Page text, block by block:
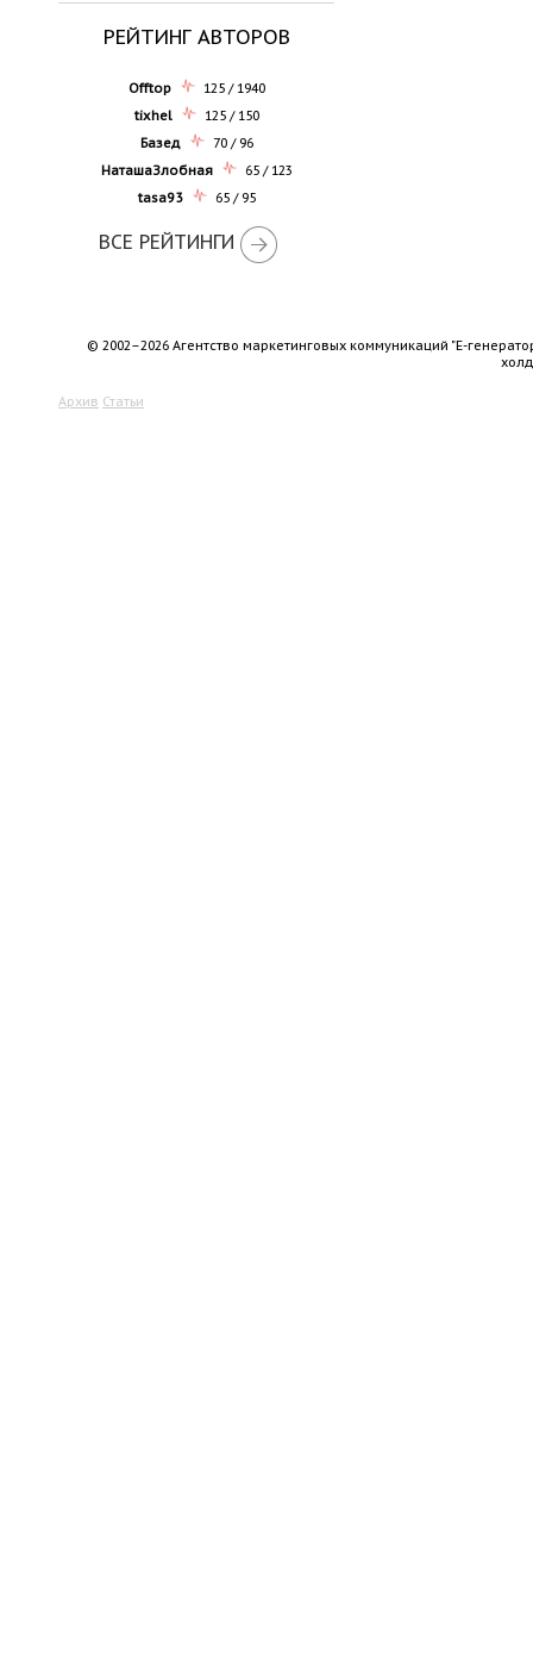
РЕЙТИНГ АВТОРОВ
Offtop
125 / 1940
tixhel
125 / 150
Базед
70 / 96
НаташаЗлобная
65 / 123
tasa93
65 / 95
ВСЕ РЕЙТИНГИ
© 2002–2026 Агентство маркетинговых коммуникаций "Е-
Архив Статьи